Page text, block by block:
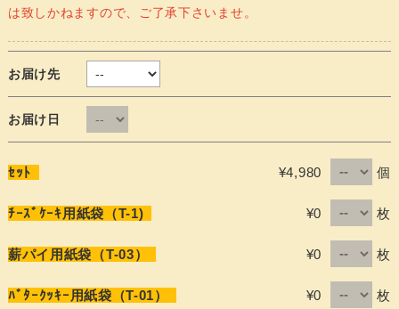
は致しかねますので、ご了承下さいませ。
お届け先
お届け日
ｾｯﾄ ¥4,980 個
ﾁｰｽﾞｹｰｷ用紙袋（T-1) ¥0 枚
薪パイ用紙袋（T-03） ¥0 枚
ﾊﾞﾀｰｸｯｷｰ用紙袋（T-01） ¥0 枚